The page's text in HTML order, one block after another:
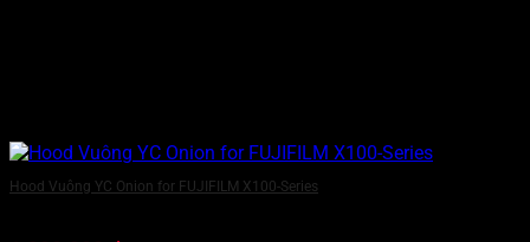
Hood Vuông YC Onion for FUJIFILM X100-Series